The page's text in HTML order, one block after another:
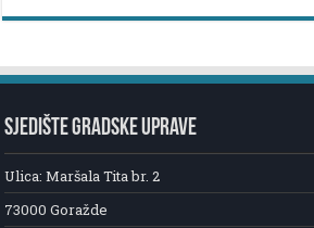
SJEDIŠTE GRADSKE UPRAVE
Ulica: Maršala Tita br. 2
73000 Goražde